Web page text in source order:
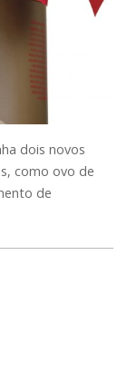
dois novos
como ovo de
de